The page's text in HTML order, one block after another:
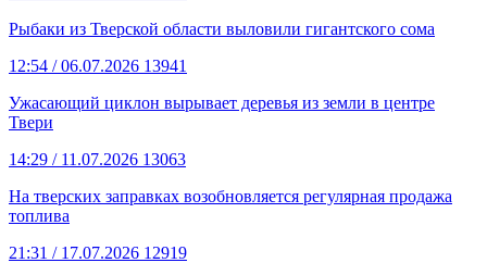
Рыбаки из Тверской области выловили гигантского сома
12:54 / 06.07.2026 13941
Ужасающий циклон вырывает деревья из земли в центре
Твери
14:29 / 11.07.2026 13063
На тверских заправках возобновляется регулярная продажа
топлива
21:31 / 17.07.2026 12919